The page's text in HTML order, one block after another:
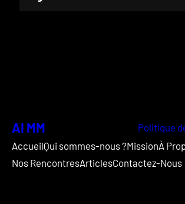
AI MM
Politique
AccueilQui sommes-nous ?MissionÀ
Nos RencontresArticlesContactez-Nous